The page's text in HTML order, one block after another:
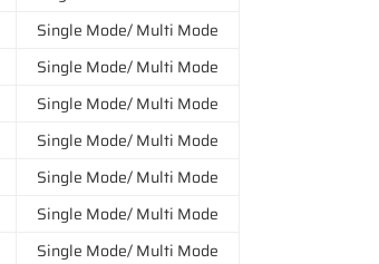
Single Mode/ Multi Mode
Single Mode/ Multi Mode
Single Mode/ Multi Mode
Single Mode/ Multi Mode
Single Mode/ Multi Mode
Single Mode/ Multi Mode
Single Mode/ Multi Mode